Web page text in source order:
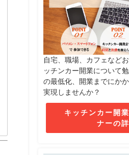
自宅、職場、カフェなど
ッチンカー開業について
の最低化、開業までにか
実現しませんか？
キッチンカー開
ナーの